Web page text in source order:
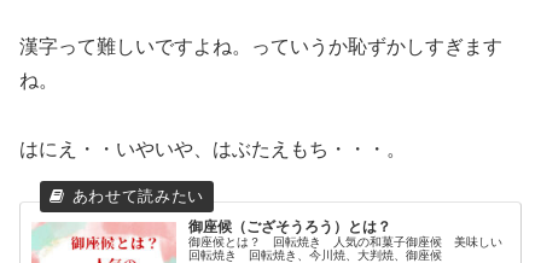
漢字って難しいですよね。っていうか恥ずかしすぎます
ね。
はにえ・・いやいや、はぶたえもち・・・。
御座候（ござそうろう）とは？
御座候とは？ 回転焼き 人気の和菓子御座候 美味しい
回転焼き 回転焼き、今川焼、大判焼、御座候